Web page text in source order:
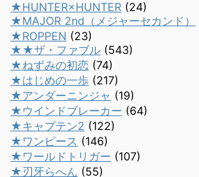
★HUNTER×HUNTER (24)
★MAJOR 2nd（メジャーセカンド）
★ROPPEN (23)
★★ザ・ファブル (543)
★ねずみの初恋 (74)
★はじめの一歩 (217)
★アンダーニンジャ (19)
★ウインドブレーカー (64)
★キャプテン2 (122)
★ワンピース (146)
★ワールドトリガー (107)
★刃牙らへん (55)